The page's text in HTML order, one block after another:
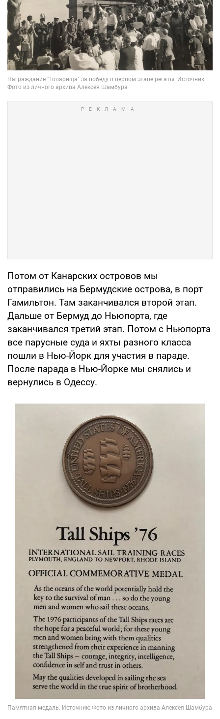
Потом от Канарских островов мы
отправились на Бермудские острова, в порт
Гамильтон. Там заканчивался второй этап.
Дальше от Бермуд до Ньюпорта, где
заканчивался третий этап. Потом с Ньюпорта
все парусные суда и яхты разного класса
пошли в Нью-Йорк для участия в параде.
После парада в Нью-Йорке мы снялись и
вернулись в Одессу.